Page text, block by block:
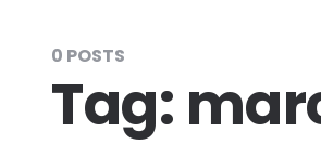
0 POSTS
Tag: